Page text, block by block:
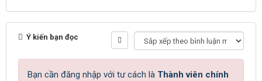
Ý kiến bạn đọc
Bạn cần đăng nhập với tư cách là Thành viên chính